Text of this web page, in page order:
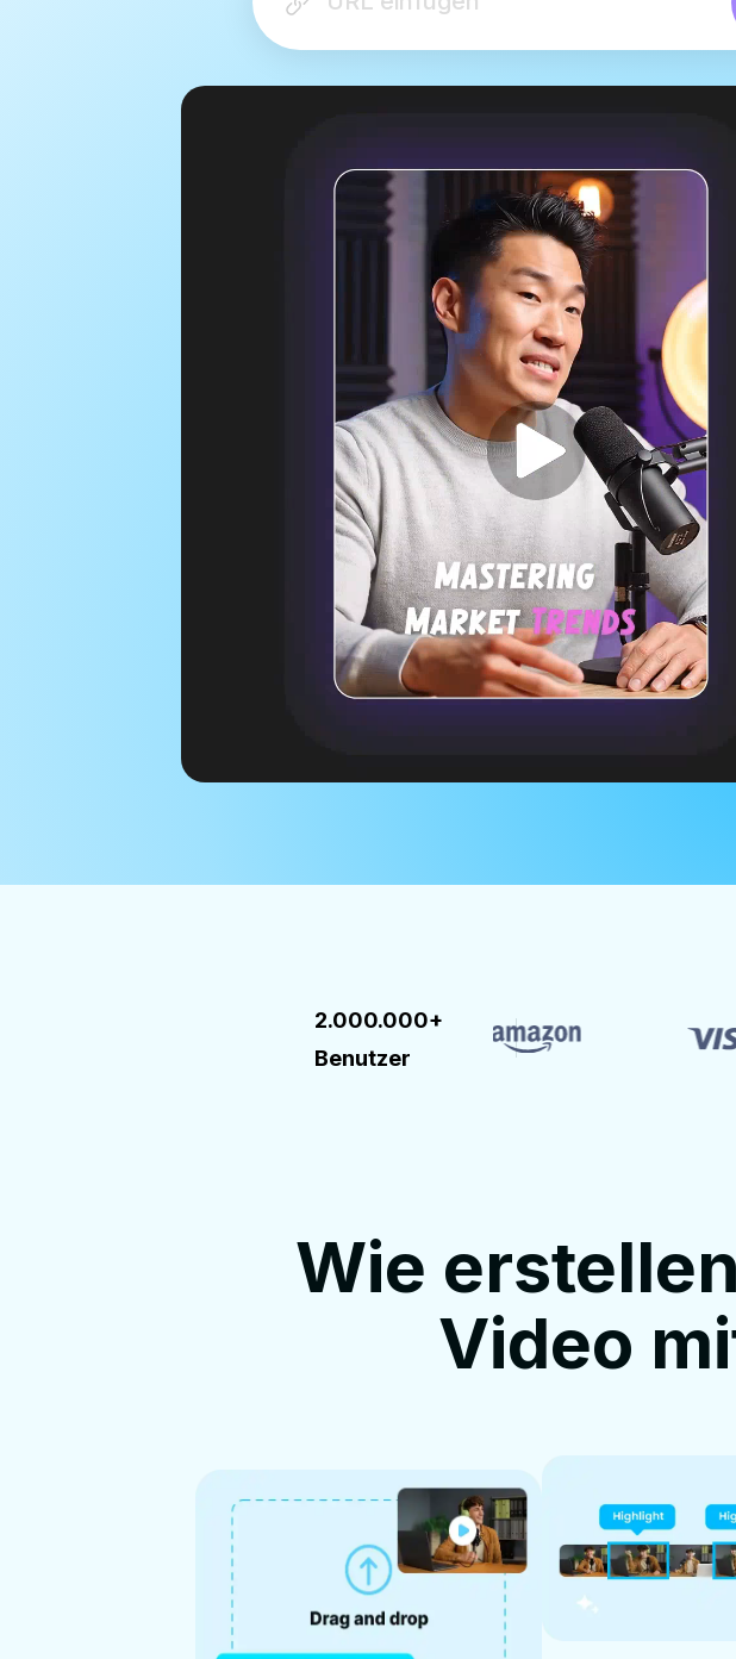
2.000.000+
Benutzer
Wie
Video